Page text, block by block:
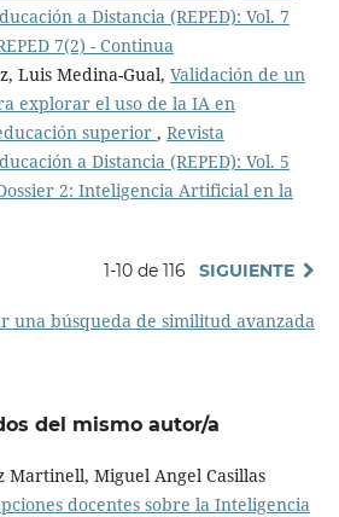
a Distancia (REPED): Vol. 7
7(2) - Continua
Luis Medina-Gual, Validación de un
explorar el uso de la IA en
superior , Revista
a Distancia (REPED): Vol. 5
2: Inteligencia Artificial en la
1-10 de 116 SIGUIENTE
una búsqueda de similitud avanzada
del mismo autor/a
Martinell, Miguel Angel Casillas
docentes sobre la Inteligencia